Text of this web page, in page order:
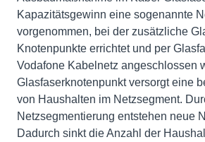
Kapazitätsgewinn eine sogenannte
vorgenommen, bei der zusätzliche
Knotenpunkte errichtet und per
Vodafone Kabelnetz angeschlossen
Glasfaserknotenpunkt versorgt eine
von Haushalten im Netzsegment.
Netzsegmentierung entstehen neue
Dadurch sinkt die Anzahl der